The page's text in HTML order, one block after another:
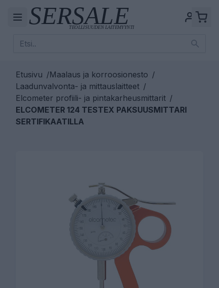
Etusivu /Maalaus ja korroosionesto /
Laadunvalvonta- ja mittauslaitteet /
Elcometer profiili- ja pintakarheusmittarit /
ELCOMETER 124 TESTEX PAKSUUSMITTARI
SERTIFIKAATILLA